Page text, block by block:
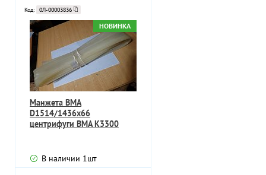
Код: 0Л-00003836
НОВИНКА
Манжета BMA
D1514/1436х66
центрифуги BMA K3300
В наличии 1шт